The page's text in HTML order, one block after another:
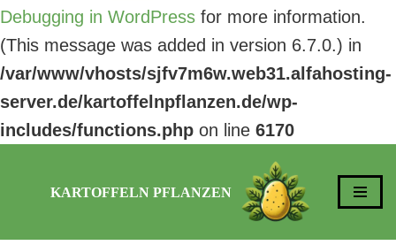
Debugging in WordPress for more information.
(This message was added in version 6.7.0.) in
/var/www/vhosts/sjfv7m6w.web31.alfahosting-
server.de/kartoffelnpflanzen.de/wp-
includes/functions.php on line 6170
KARTOFFELN PFLANZEN